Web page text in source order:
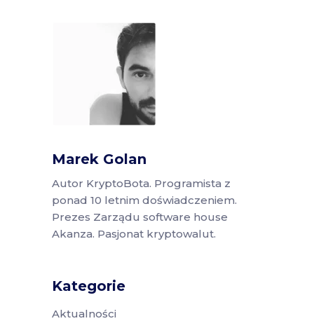
Marek Golan
Autor KryptoBota. Programista z
ponad 10 letnim doświadczeniem.
Prezes Zarządu software house
Akanza. Pasjonat kryptowalut.
Kategorie
Aktualności